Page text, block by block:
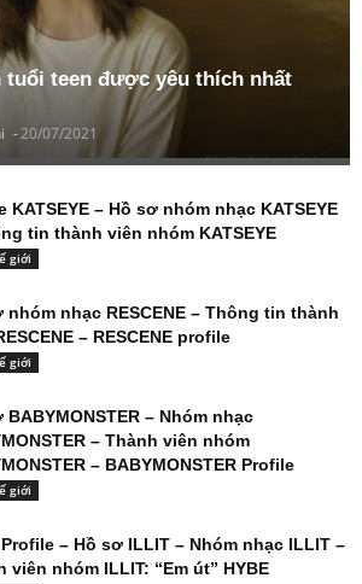
tuổi teen được yêu thích nhất
-20/07/2021
KATSEYE – Hồ sơ nhóm nhạc KATSEYE
tin thành viên nhóm KATSEYE
giới
nhóm nhạc RESCENE – Thông tin thành
– RESCENE profile
giới
BABYMONSTER – Nhóm nhạc
– Thành viên nhóm
– BABYMONSTER Profile
giới
– Hồ sơ ILLIT – Nhóm nhạc ILLIT –
viên nhóm ILLIT: “Em út” HYBE